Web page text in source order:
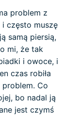
problem z
i często muszę
samą piersią,
mi, że tak
i owoce, i
czas robiła
Co
bo nadal ją
jest czymś